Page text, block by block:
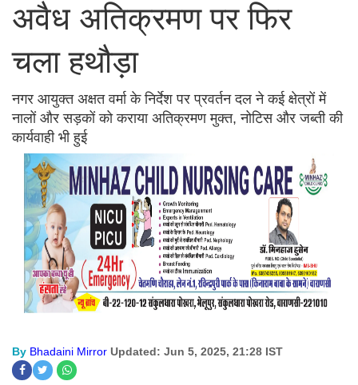
अवैध अतिक्रमण पर फिर
चला हथौड़ा
नगर आयुक्त अक्षत वर्मा के निर्देश पर प्रवर्तन दल ने कई क्षेत्रों में
नालों और सड़कों को कराया अतिक्रमण मुक्त, नोटिस और जब्ती की
कार्यवाही भी हुई
By Bhadaini Mirror Updated: Jun 5, 2025, 21:28 IST